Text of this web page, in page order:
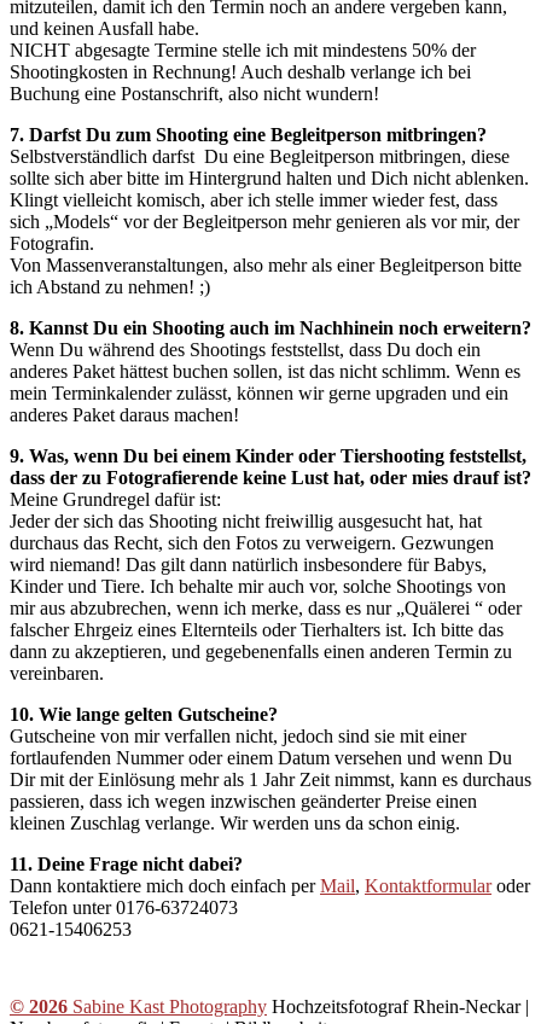
mitzuteilen, damit ich den Termin noch an andere vergeben kann,
und keinen Ausfall habe.
NICHT abgesagte Termine stelle ich mit mindestens 50% der
Shootingkosten in Rechnung! Auch deshalb verlange ich bei
Buchung eine Postanschrift, also nicht wundern!
7. Darfst Du zum Shooting eine Begleitperson mitbringen?
Selbstverständlich darfst Du eine Begleitperson mitbringen, diese
sollte sich aber bitte im Hintergrund halten und Dich nicht ablenken.
Klingt vielleicht komisch, aber ich stelle immer wieder fest, dass
sich „Models“ vor der Begleitperson mehr genieren als vor mir, der
Fotografin.
Von Massenveranstaltungen, also mehr als einer Begleitperson bitte
ich Abstand zu nehmen! ;)
8. Kannst Du ein Shooting auch im Nachhinein noch erweitern?
Wenn Du während des Shootings feststellst, dass Du doch ein
anderes Paket hättest buchen sollen, ist das nicht schlimm. Wenn es
mein Terminkalender zulässt, können wir gerne upgraden und ein
anderes Paket daraus machen!
9. Was, wenn Du bei einem Kinder oder Tiershooting feststellst,
dass der zu Fotografierende keine Lust hat, oder mies drauf ist?
Meine Grundregel dafür ist:
Jeder der sich das Shooting nicht freiwillig ausgesucht hat, hat
durchaus das Recht, sich den Fotos zu verweigern. Gezwungen
wird niemand! Das gilt dann natürlich insbesondere für Babys,
Kinder und Tiere. Ich behalte mir auch vor, solche Shootings von
mir aus abzubrechen, wenn ich merke, dass es nur „Quälerei “ oder
falscher Ehrgeiz eines Elternteils oder Tierhalters ist. Ich bitte das
dann zu akzeptieren, und gegebenenfalls einen anderen Termin zu
vereinbaren.
10. Wie lange gelten Gutscheine?
Gutscheine von mir verfallen nicht, jedoch sind sie mit einer
fortlaufenden Nummer oder einem Datum versehen und wenn Du
Dir mit der Einlösung mehr als 1 Jahr Zeit nimmst, kann es durchaus
passieren, dass ich wegen inzwischen geänderter Preise einen
kleinen Zuschlag verlange. Wir werden uns da schon einig.
11. Deine Frage nicht dabei?
Dann kontaktiere mich doch einfach perMail, Kontaktformularoder
Telefon unter 0176-63724073
0621-15406253
© 2026 Sabine Kast Photography Hochzeitsfotograf Rhein-Neckar |